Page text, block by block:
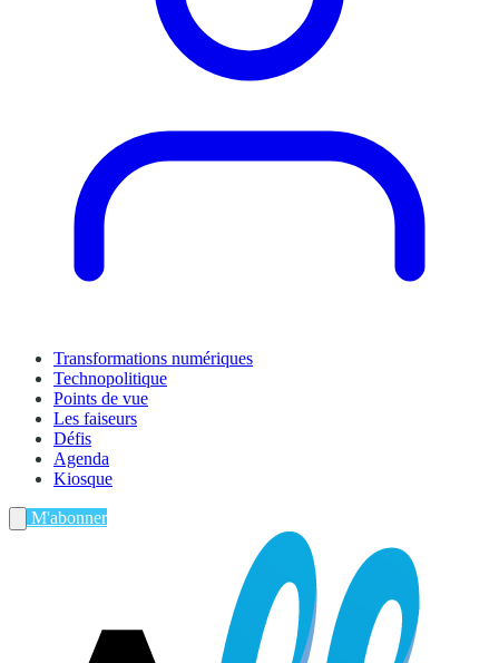
Transformations numériques
Technopolitique
Points de vue
Les faiseurs
Défis
Agenda
Kiosque
M'abonner